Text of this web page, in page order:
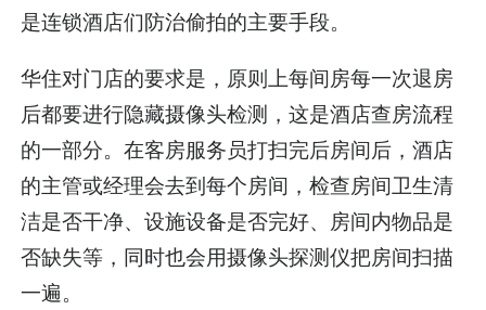
是连锁酒店们防治偷拍的主要手段。
华住对门店的要求是，原则上每间房每一次退房
后都要进行隐藏摄像头检测，这是酒店查房流程
的一部分。在客房服务员打扫完后房间后，酒店
的主管或经理会去到每个房间，检查房间卫生清
洁是否干净、设施设备是否完好、房间内物品是
否缺失等，同时也会用摄像头探测仪把房间扫描
一遍。